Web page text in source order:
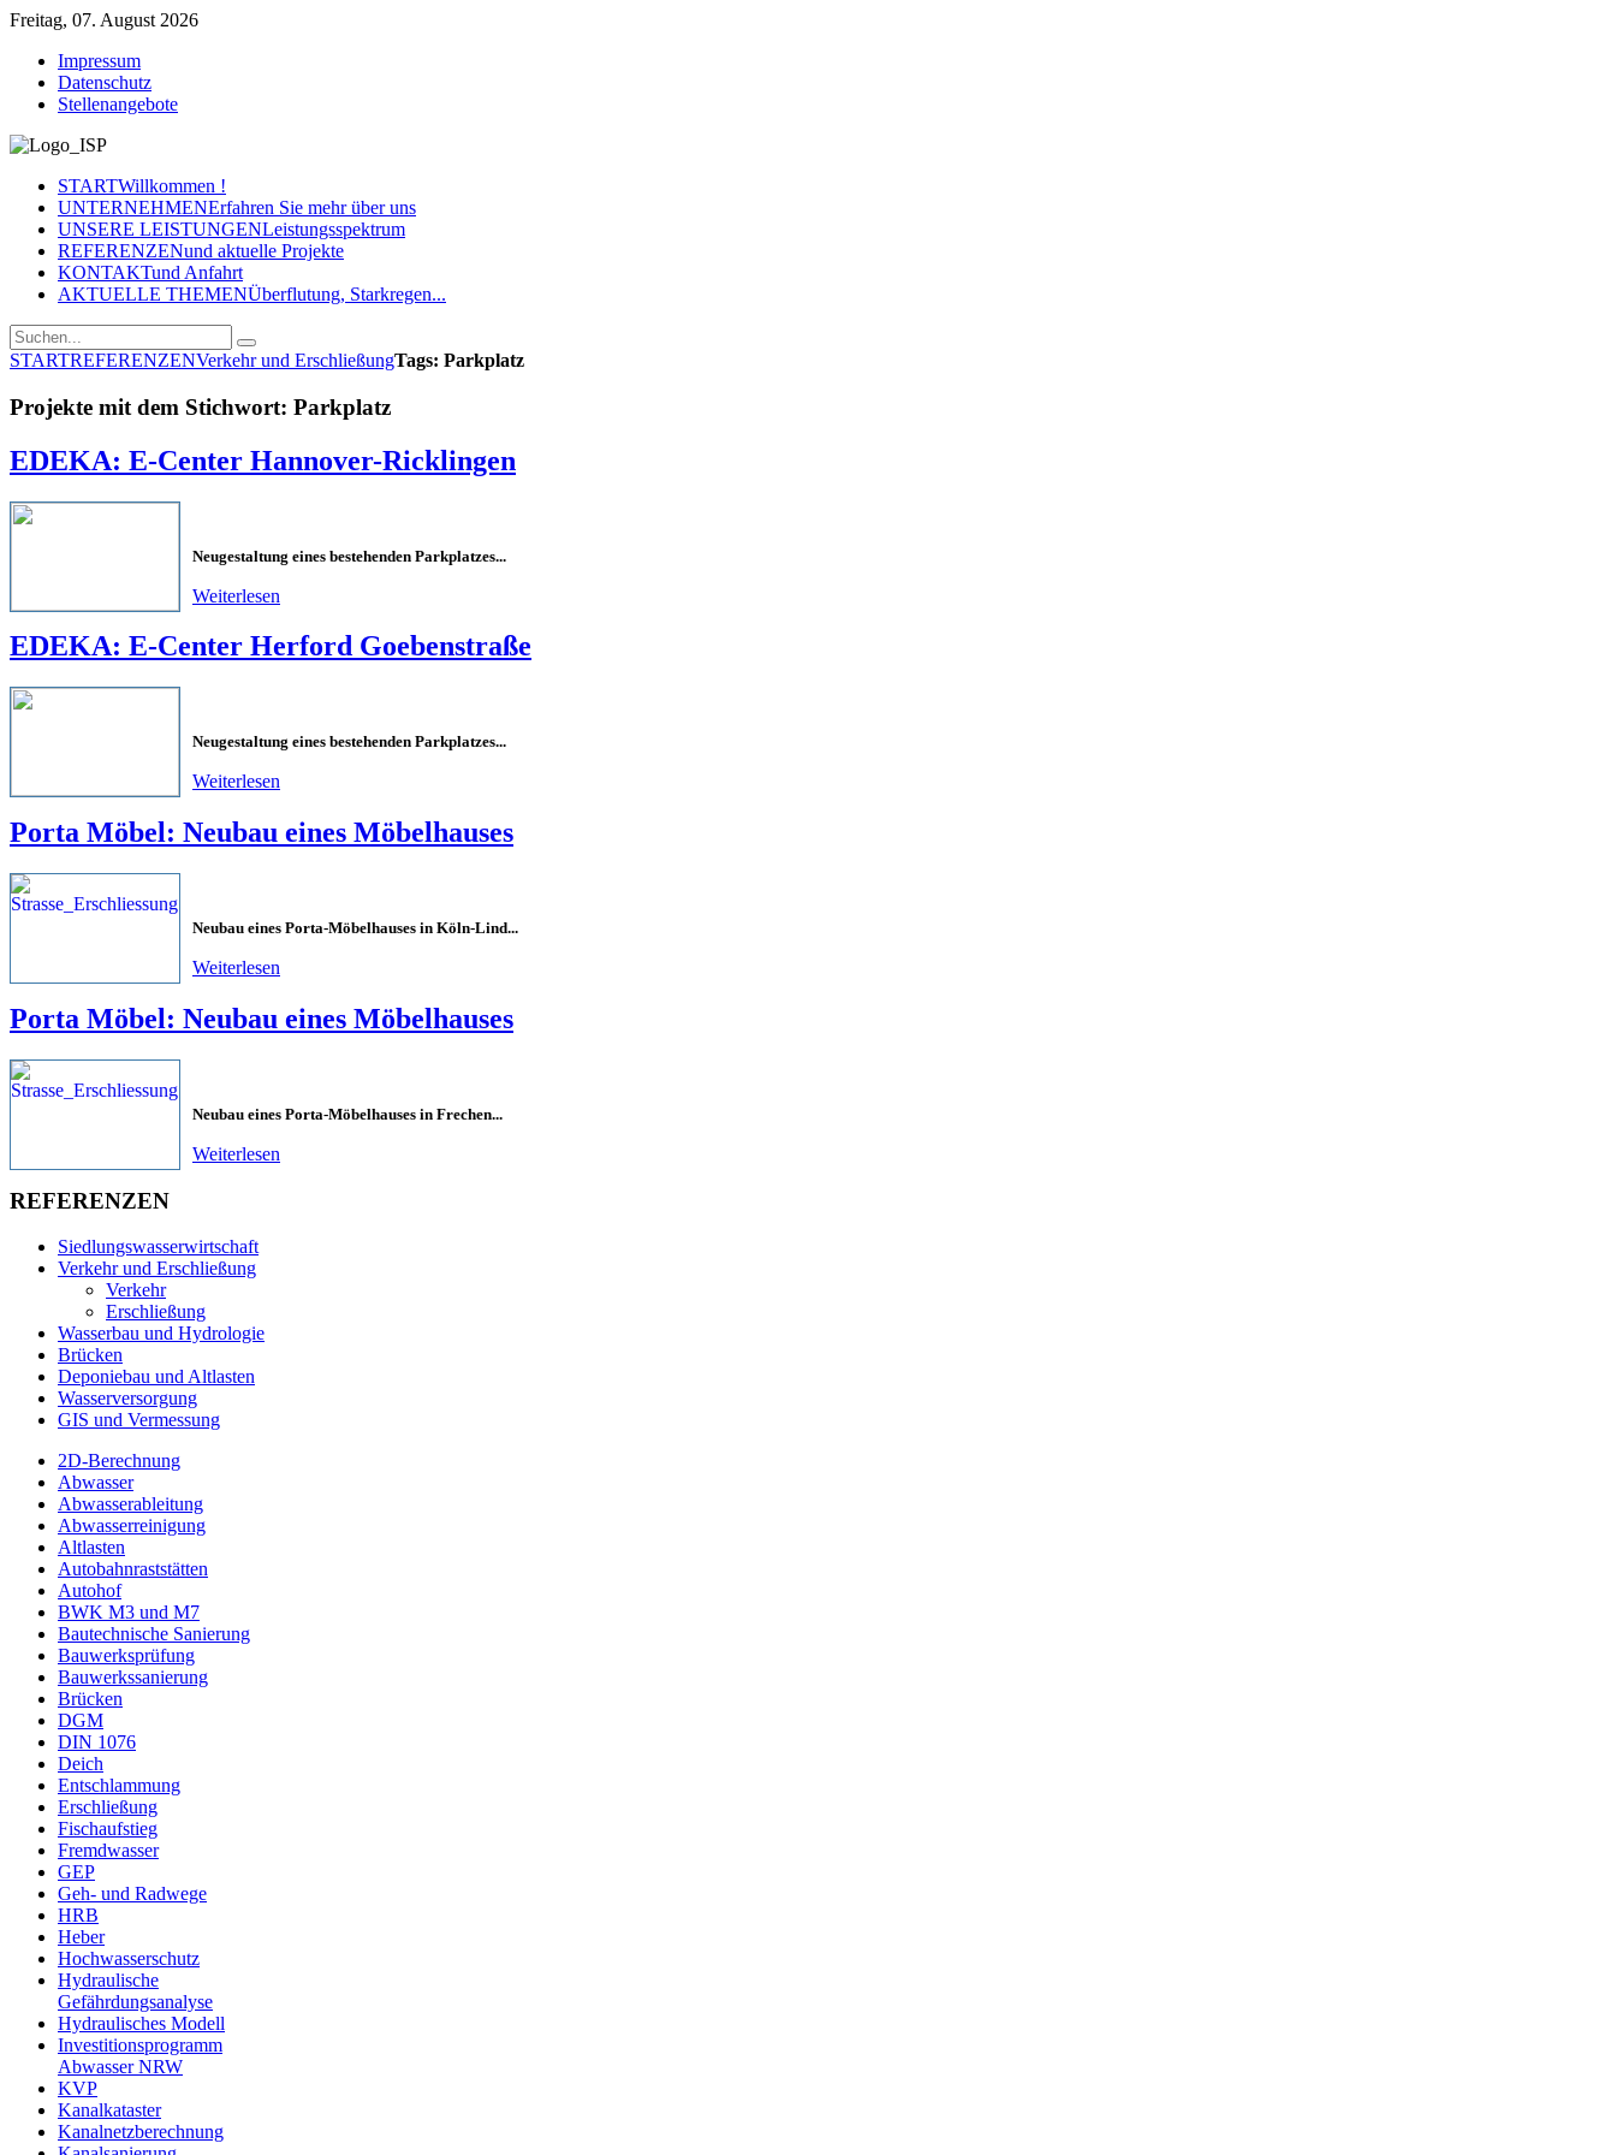
Freitag, 07. August 2026
Impressum
Datenschutz
Stellenangebote
STARTWillkommen !
UNTERNEHMENErfahren Sie mehr über uns
UNSERE LEISTUNGENLeistungsspektrum
REFERENZENund aktuelle Projekte
KONTAKTund Anfahrt
AKTUELLE THEMENÜberflutung, Starkregen...
STARTREFERENZENVerkehr und ErschließungTags: Parkplatz
Projekte mit dem Stichwort: Parkplatz
EDEKA: E-Center Hannover-Ricklingen
Neugestaltung eines bestehenden Parkplatzes...
Weiterlesen
EDEKA: E-Center Herford Goebenstraße
Neugestaltung eines bestehenden Parkplatzes...
Weiterlesen
Porta Möbel: Neubau eines Möbelhauses
Neubau eines Porta-Möbelhauses in Köln-Lind...
Weiterlesen
Porta Möbel: Neubau eines Möbelhauses
Neubau eines Porta-Möbelhauses in Frechen...
Weiterlesen
REFERENZEN
Siedlungswasserwirtschaft
Verkehr und Erschließung
Verkehr
Erschließung
Wasserbau und Hydrologie
Brücken
Deponiebau und Altlasten
Wasserversorgung
GIS und Vermessung
2D-Berechnung
Abwasser
Abwasserableitung
Abwasserreinigung
Altlasten
Autobahnraststätten
Autohof
BWK M3 und M7
Bautechnische Sanierung
Bauwerksprüfung
Bauwerkssanierung
Brücken
DGM
DIN 1076
Deich
Entschlammung
Erschließung
Fischaufstieg
Fremdwasser
GEP
Geh- und Radwege
HRB
Heber
Hochwasserschutz
Hydraulische
Gefährdungsanalyse
Hydraulisches Modell
Investitionsprogramm
Abwasser NRW
KVP
Kanalkataster
Kanalnetzberechnung